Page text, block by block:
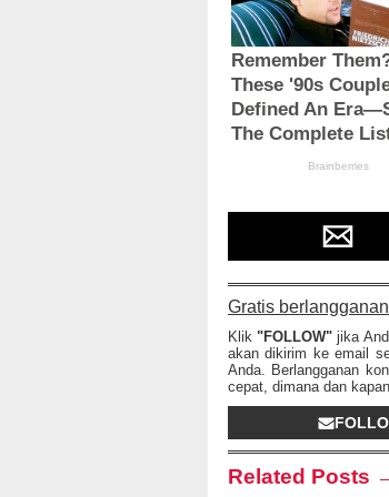
Gratis
Klik"FOLLOW" jika
akan dikirim ke email
Anda. Berlangganan
cepat, dimana dan
Related Posts